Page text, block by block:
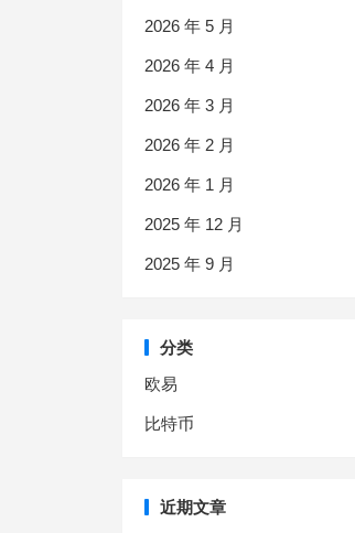
2026 年 5 月
2026 年 4 月
2026 年 3 月
2026 年 2 月
2026 年 1 月
2025 年 12 月
2025 年 9 月
分类
欧易
比特币
近期文章